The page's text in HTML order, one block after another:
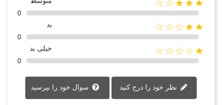
★★★☆☆
0
★★☆☆☆
بد
0
★☆☆☆☆
خیلی بد
0
سوال خود را بپرسید